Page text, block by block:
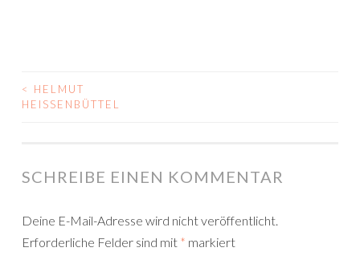
BEITRAGS-
<
HELMUT
HEISSENBÜTTEL
SCHREIBE EINEN KOMMENTAR
Deine E-Mail-Adresse wird nicht veröffentlicht.
Erforderliche Felder sind mit * markiert